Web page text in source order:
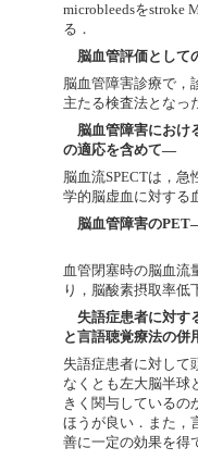
microbleedsをstroke
る．
脳血管評価として
脳血管障害診療で，
主たる検査法となっ
脳血管障害におけ
の適応を含めて―
脳血流SPECTは，
学的脳虚血に対する
脳血管障害の
血管閉塞時の脳血流
り，脳酸素摂取率低
失語症患者に対す
と言語聴覚療法の併
失語症患者に対して
なくとも左大脳半球
きく関与しているの
ほうが良い．また，
善に一定の効果を得